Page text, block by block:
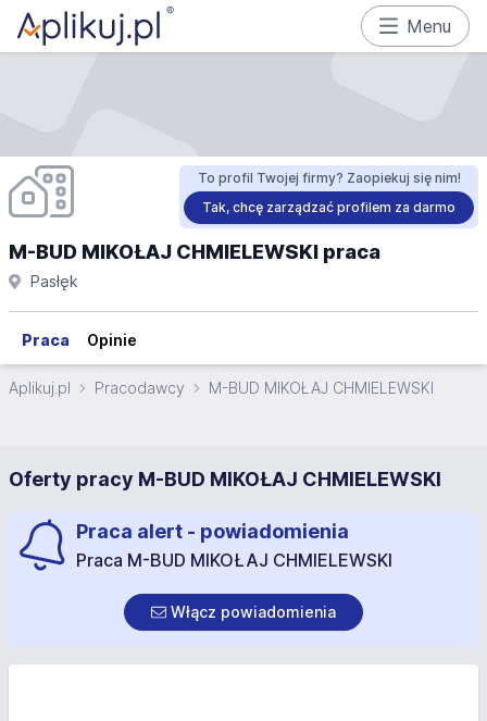
Menu
To profil Twojej firmy? Zaopiekuj się nim!
Tak, chcę zarządzać profilem za darmo
M-BUD MIKOŁAJ CHMIELEWSKI praca
Pasłęk
Praca Opinie
Aplikuj.pl Pracodawcy M-BUD MIKOŁAJ CHMIELEWSKI
Oferty pracy M-BUD MIKOŁAJ CHMIELEWSKI
Praca alert - powiadomienia
Praca M-BUD MIKOŁAJ CHMIELEWSKI
Włącz powiadomienia